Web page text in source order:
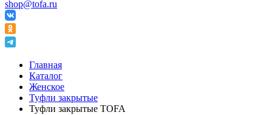
shop@tofa.ru
Главная
Каталог
Женское
Туфли закрытые
Туфли закрытые TOFA